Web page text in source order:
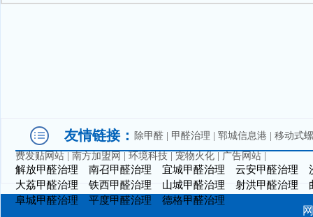
友情链接： 除甲醛 甲醛治理 郓城信息港
移动式
费发贴网站
南方加盟网 环境科技 宠物火化 广告网站
解放甲醛治理 南召甲醛治理 宜城甲醛治理 云安甲醛治理
大荔甲醛治理
铁西甲醛治理 山城甲醛治理 射洪甲醛治理
阜城甲醛治理
平度甲醛治理 德格甲醛治理